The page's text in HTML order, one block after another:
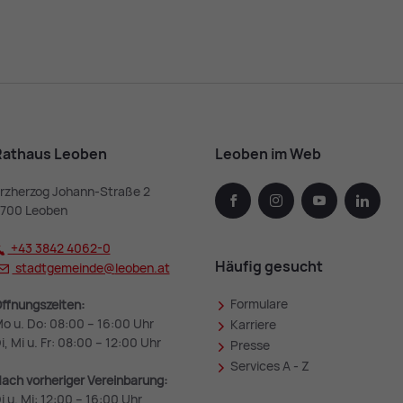
Leoben
Johann-Straße 2
Leoben
+43 3842 4062-0
stadtgemeinde@leoben.at
u. Do: 08:00 – 16:00 Uhr
Mi u. Fr: 08:00 – 12:00 Uhr
vorheriger Vereinbarung:
u. Mi: 12:00 – 16:00 Uhr
Leoben im Web
facebook instagramyoutube
Häufig gesucht
Formulare
Karriere
Presse
Services A - Z